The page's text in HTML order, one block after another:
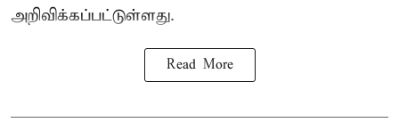
அறிவிக்கப்பட்டுள்ளது.
Read More